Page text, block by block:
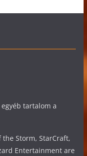
tartalom a
the Storm, StarCraft,
Entertainment are